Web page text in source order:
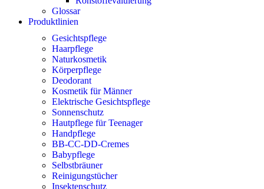
Glossar
Produktlinien
Gesichtspflege
Haarpflege
Naturkosmetik
Körperpflege
Deodorant
Kosmetik für Männer
Elektrische Gesichtspflege
Sonnenschutz
Hautpflege für Teenager
Handpflege
BB-CC-DD-Cremes
Babypflege
Selbstbräuner
Reinigungstücher
Insektenschutz